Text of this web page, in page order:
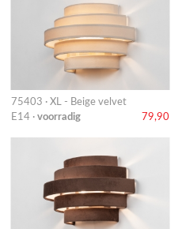
75403 · XL - Beige velvet
E14 · voorradig 79,90